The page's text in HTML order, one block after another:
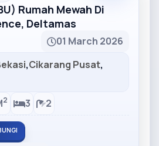
Rumah Mewah Di
Deltamas
01 March 2026
,Cikarang Pusat,
2 3 2